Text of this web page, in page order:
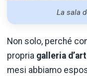
La sala
Non solo, perché
propria galleria
mesi abbiamo